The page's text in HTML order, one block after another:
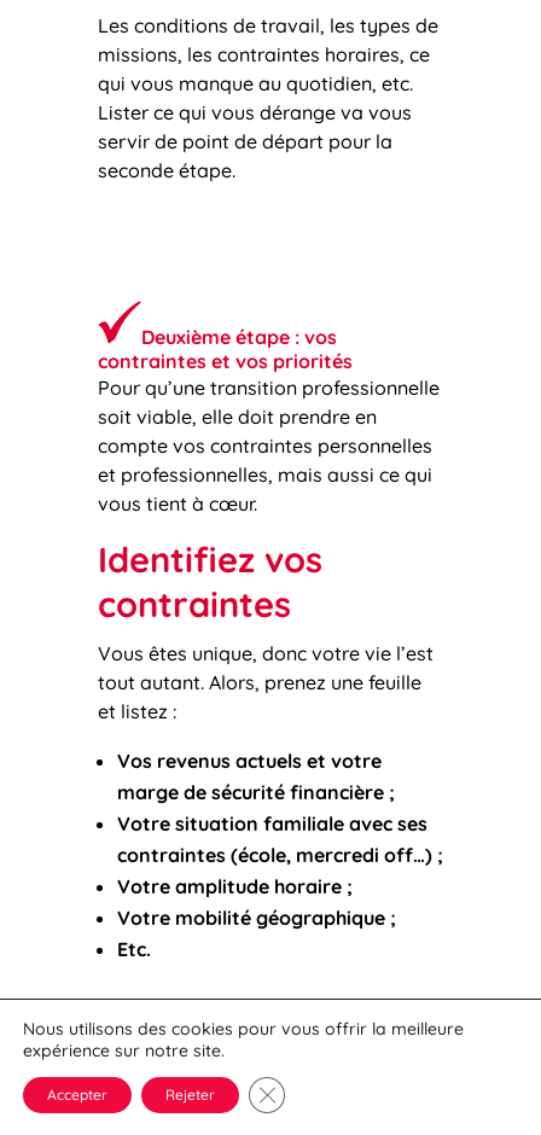
Les conditions de travail, les types de
missions, les contraintes horaires, ce
qui vous manque au quotidien, etc.
Lister ce qui vous dérange va vous
servir de point de départ pour la
seconde étape.
Deuxième étape : vos
contraintes et vos priorités
Pour qu’une transition professionnelle
soit viable, elle doit prendre en
compte vos contraintes personnelles
et professionnelles, mais aussi ce qui
vous tient à cœur.
Identifiez vos
contraintes
Vous êtes unique, donc votre vie l’est
tout autant. Alors, prenez une feuille
et listez :
Vos revenus actuels et votre
marge de sécurité financière ;
Votre situation familiale avec ses
contraintes (école, mercredi off…) ;
Votre amplitude horaire ;
Votre mobilité géographique ;
Etc.
Identifiez vos
priorités
Dans une période de remise en
Nous utilisons des cookies pour vous offrir la meilleure
expérience sur notre site.
Accepter Rejeter Fermer la bannière des cookies